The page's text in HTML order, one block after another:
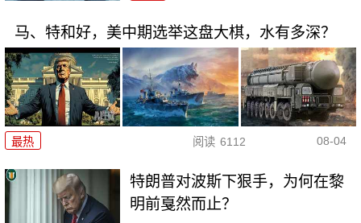
马、特和好，美中期选举这盘大棋，水有多深？
最热 阅读 6112 08-04
特朗普对波斯下狠手，为何在黎
明前戛然而止？